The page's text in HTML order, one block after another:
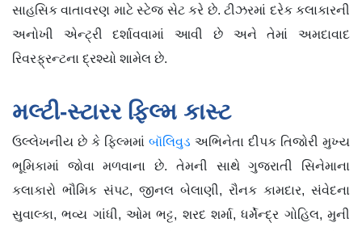
સાહસિક વાતાવરણ માટે સ્ટેજ સેટ કરે છે. ટીઝરમાં દરેક કલાકારની
અનોખી એન્ટ્રી દર્શાવવામાં આવી છે અને તેમાં અમદાવાદ
રિવરફ્રન્ટના દ્રશ્યો શામેલ છે.
મલ્ટી-સ્ટારર ફિલ્મ કાસ્ટ
ઉલ્લેખનીય છે કે ફિલ્મમાં બૉલિવુડ અભિનેતા દીપક તિજોરી મુખ્ય
ભૂમિકામાં જોવા મળવાના છે. તેમની સાથે ગુજરાતી સિનેમાના
કલાકારો ભૌમિક સંપટ, જીનલ બેલાણી, રૌનક કામદાર, સંવેદના
સુવાલ્કા, ભવ્ય ગાંધી, ઓમ ભટ્ટ, શરદ શર્મા, ધર્મેન્દ્ર ગોહિલ, મુની